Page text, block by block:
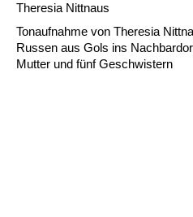
Theresia Nittnaus
Tonaufnahme von Theresia
Russen aus Gols ins
Mutter und fünf Geschwistern